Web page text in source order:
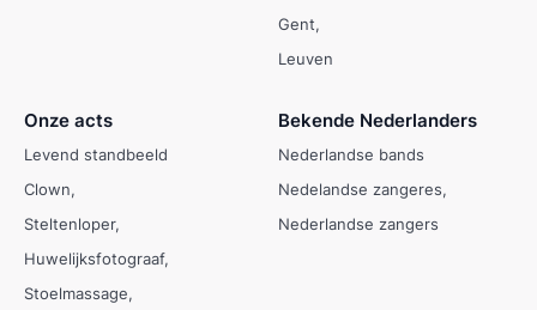
Gent
Leuven
Onze acts
Levend standbeeld
Clown
Steltenloper
Huwelijksfotograaf
Stoelmassage
Bekende Nederlanders
Nederlandse bands
Nedelandse zangeres
Nederlandse zangers